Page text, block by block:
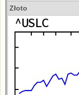
Złoto